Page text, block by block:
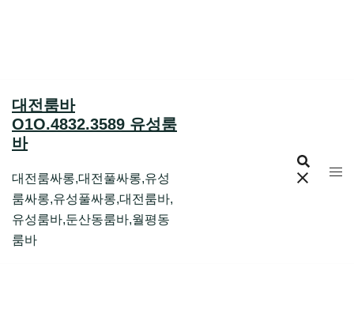
대전룸바
O1O.4832.3589 유성룸
바
대전룸싸롱,대전풀싸롱,유성
룸싸롱,유성풀싸롱,대전룸바,
유성룸바,둔산동룸바,월평동
룸바